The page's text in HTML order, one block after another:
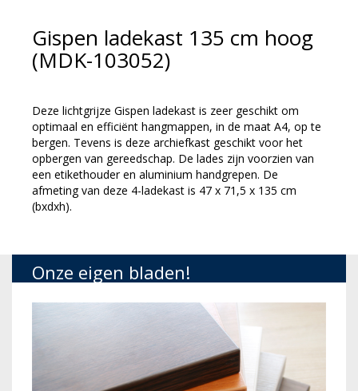
Gispen ladekast 135 cm hoog
(MDK-103052)
Deze lichtgrijze Gispen ladekast is zeer geschikt om
optimaal en efficiënt hangmappen, in de maat A4, op te
bergen. Tevens is deze archiefkast geschikt voor het
opbergen van gereedschap. De lades zijn voorzien van
een etikethouder en aluminium handgrepen. De
afmeting van deze 4-ladekast is 47 x 71,5 x 135 cm
(bxdxh).
Onze eigen bladen!